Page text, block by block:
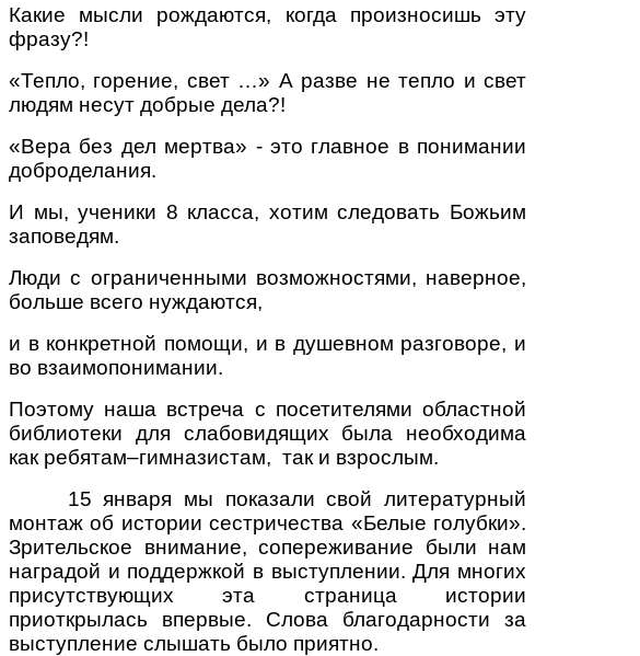
Какие мысли рождаются, когда произносишь эту
фразу?!
«Тепло, горение, свет …» А разве не тепло и свет
людям несут добрые дела?!
«Вера без дел мертва» - это главное в понимании
доброделания.
И мы, ученики 8 класса, хотим следовать Божьим
заповедям.
Люди с ограниченными возможностями, наверное,
больше всего нуждаются,
и в конкретной помощи, и в душевном разговоре, и
во взаимопонимании.
Поэтому наша встреча с посетителями областной
библиотеки для слабовидящих была необходима
как ребятам–гимназистам, так и взрослым.
15 января мы показали свой литературный
монтаж об истории сестричества «Белые голубки».
Зрительское внимание, сопереживание были нам
наградой и поддержкой в выступлении. Для многих
присутствующих эта страница истории
приоткрылась впервые. Слова благодарности за
выступление слышать было приятно.